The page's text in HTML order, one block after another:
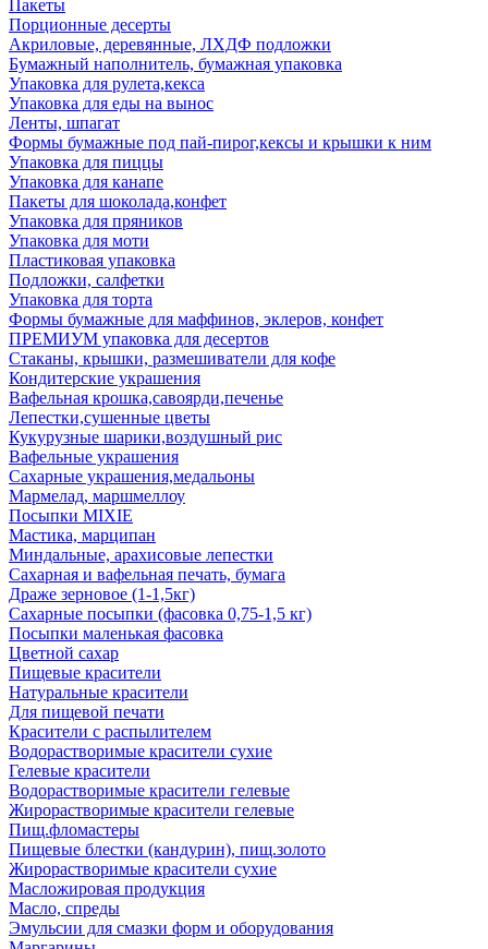
Пакеты
Порционные десерты
Акриловые, деревянные, ЛХДФ подложки
Бумажный наполнитель, бумажная упаковка
Упаковка для рулета,кекса
Упаковка для еды на вынос
Ленты, шпагат
Формы бумажные под пай-пирог,кексы и крышки к ним
Упаковка для пиццы
Упаковка для канапе
Пакеты для шоколада,конфет
Упаковка для пряников
Упаковка для моти
Пластиковая упаковка
Подложки, салфетки
Упаковка для торта
Формы бумажные для маффинов, эклеров, конфет
ПРЕМИУМ упаковка для десертов
Стаканы, крышки, размешиватели для кофе
Кондитерские украшения
Вафельная крошка,савоярди,печенье
Лепестки,сушенные цветы
Кукурузные шарики,воздушный рис
Вафельные украшения
Сахарные украшения,медальоны
Мармелад, маршмеллоу
Посыпки MIXIE
Мастика, марципан
Миндальные, арахисовые лепестки
Сахарная и вафельная печать, бумага
Драже зерновое (1-1,5кг)
Сахарные посыпки (фасовка 0,75-1,5 кг)
Посыпки маленькая фасовка
Цветной сахар
Пищевые красители
Натуральные красители
Для пищевой печати
Красители с распылителем
Водорастворимые красители сухие
Гелевые красители
Водорастворимые красители гелевые
Жирорастворимые красители гелевые
Пищ.фломастеры
Пищевые блестки (кандурин), пищ.золото
Жирорастворимые красители сухие
Масложировая продукция
Масло, спреды
Эмульсии для смазки форм и оборудования